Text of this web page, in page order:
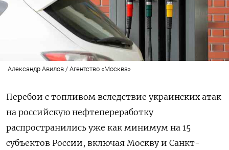
Александр Авилов / Агентство «Москва»
Перебои с топливом вследствие украинских атак
на российскую нефтепереработку
распространились уже как минимум на 15
субъектов России, включая Москву и Санкт-